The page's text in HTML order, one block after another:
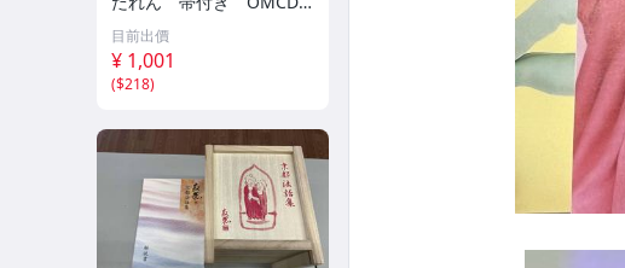
6 42405
目前出價
¥ 1,001
($218)